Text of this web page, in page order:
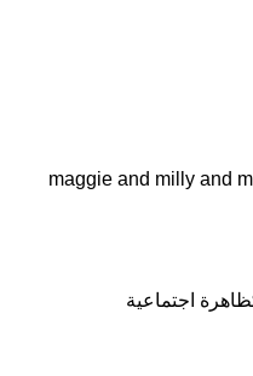
اجتماعية